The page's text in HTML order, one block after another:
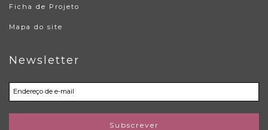
Ficha de Projeto
Mapa do site
Newsletter
Subscrever